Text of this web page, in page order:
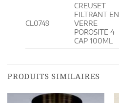
CL0749
CREUSET
FILTRANT EN
VERRE
POROSITE 4
CAP 100ML
PRODUITS SIMILAIRES